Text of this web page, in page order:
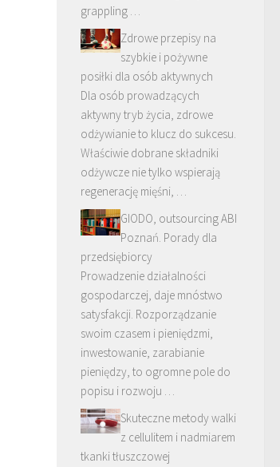
grappling …
Zdrowe przepisy na
szybkie i pożywne
posiłki dla osób aktywnych
Dla osób prowadzących
aktywny tryb życia, zdrowe
odżywianie to klucz do sukcesu.
Właściwie dobrane składniki
odżywcze nie tylko wspierają
regenerację mięśni, …
GIODO, outsourcing ABI
Poznań. Porady dla
przedsiębiorcy
Prowadzenie działalności
gospodarczej, daje mnóstwo
satysfakcji. Rozporządzanie
swoim czasem i pieniędzmi,
inwestowanie, zarabianie
pieniędzy, to ogromne pole do
popisu i rozwoju …
Skuteczne metody walki
z cellulitem i nadmiarem
tkanki tłuszczowej